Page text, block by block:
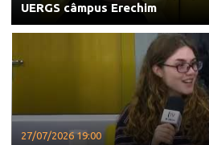
UERGS câmpus Erechim
27/07/2026 19:00